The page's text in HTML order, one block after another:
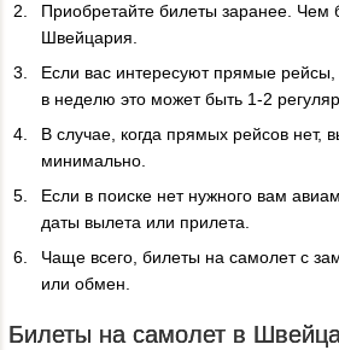
Приобретайте билеты заранее. Чем
Швейцария.
Если вас интересуют прямые
в неделю это может быть 1-2
В случае, когда прямых рейсов нет,
минимально.
Если в поиске нет нужного вам
даты вылета или прилета.
Чаще всего, билеты на самолет с
или обмен.
Билеты на самолет в